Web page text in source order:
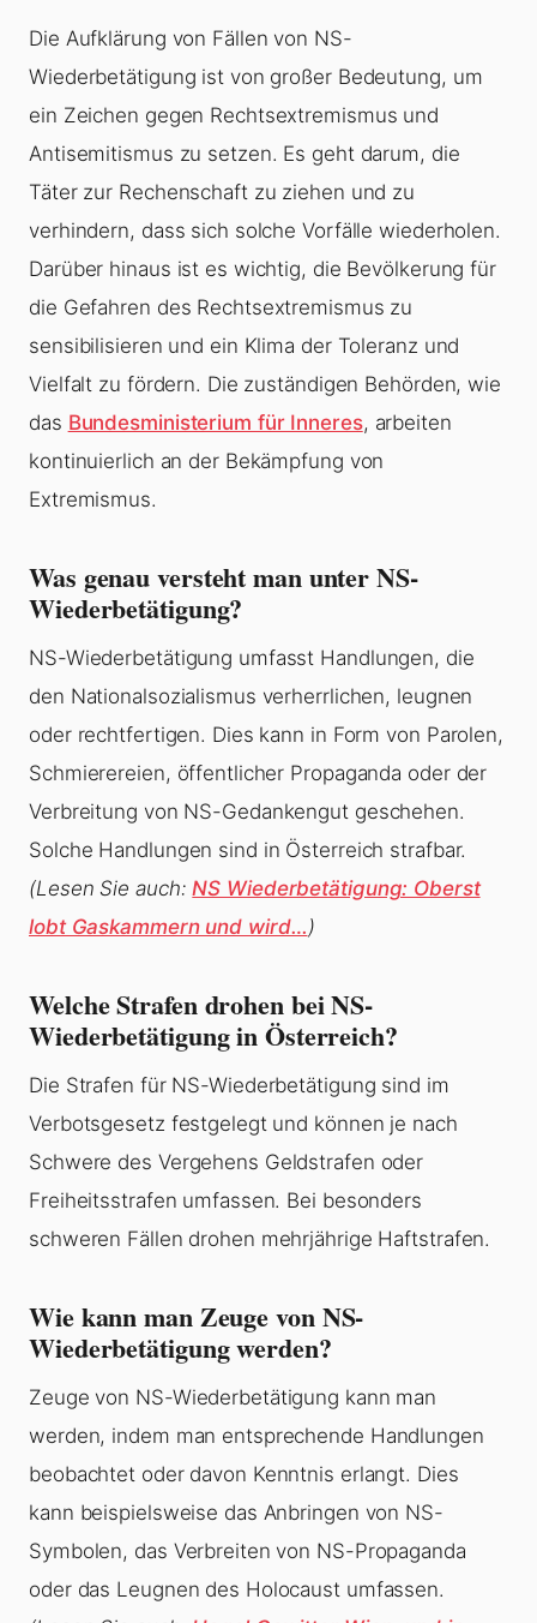
Die Aufklärung von Fällen von NS-
Wiederbetätigung ist von großer Bedeutung, um
ein Zeichen gegen Rechtsextremismus und
Antisemitismus zu setzen. Es geht darum, die
Täter zur Rechenschaft zu ziehen und zu
verhindern, dass sich solche Vorfälle wiederholen.
Darüber hinaus ist es wichtig, die Bevölkerung für
die Gefahren des Rechtsextremismus zu
sensibilisieren und ein Klima der Toleranz und
Vielfalt zu fördern. Die zuständigen Behörden, wie
das Bundesministerium für Inneres, arbeiten
kontinuierlich an der Bekämpfung von
Extremismus.
Was genau versteht man unter NS-
Wiederbetätigung?
NS-Wiederbetätigung umfasst Handlungen, die
den Nationalsozialismus verherrlichen, leugnen
oder rechtfertigen. Dies kann in Form von Parolen,
Schmierereien, öffentlicher Propaganda oder der
Verbreitung von NS-Gedankengut geschehen.
Solche Handlungen sind in Österreich strafbar.
(Lesen Sie auch:NS Wiederbetätigung: Oberst
lobt Gaskammern und wird… )
Welche Strafen drohen bei NS-
Wiederbetätigung in Österreich?
Die Strafen für NS-Wiederbetätigung sind im
Verbotsgesetz festgelegt und können je nach
Schwere des Vergehens Geldstrafen oder
Freiheitsstrafen umfassen. Bei besonders
schweren Fällen drohen mehrjährige Haftstrafen.
Wie kann man Zeuge von NS-
Wiederbetätigung werden?
Zeuge von NS-Wiederbetätigung kann man
werden, indem man entsprechende Handlungen
beobachtet oder davon Kenntnis erlangt. Dies
kann beispielsweise das Anbringen von NS-
Symbolen, das Verbreiten von NS-Propaganda
oder das Leugnen des Holocaust umfassen.